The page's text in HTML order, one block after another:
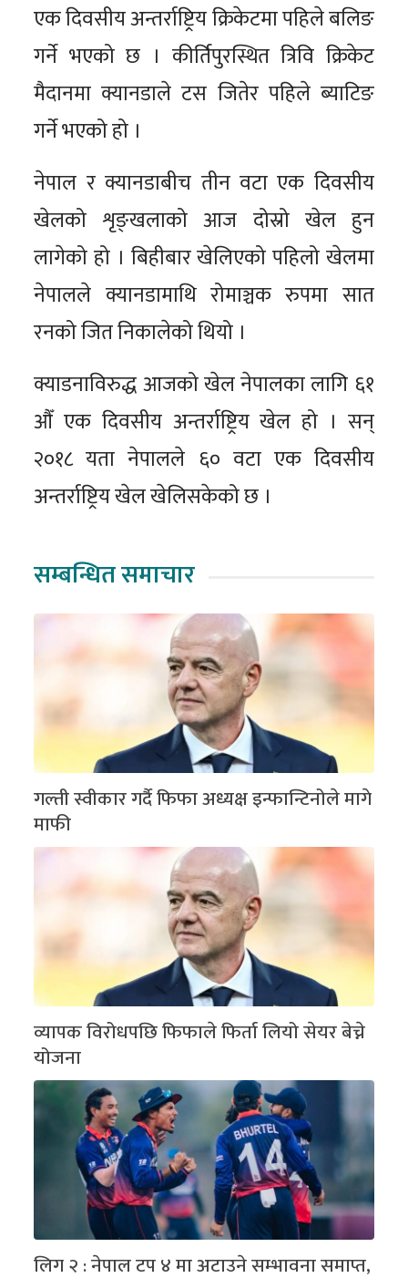
एक दिवसीय अन्तर्राष्ट्रिय क्रिकेटमा पहिले बलिङ
गर्ने भएको छ । कीर्तिपुरस्थित त्रिवि क्रिकेट
मैदानमा क्यानडाले टस जितेर पहिले ब्याटिङ
गर्ने भएको हो ।
नेपाल र क्यानडाबीच तीन वटा एक दिवसीय
खेलको शृङ्खलाको आज दोस्रो खेल हुन
लागेको हो । बिहीबार खेलिएको पहिलो खेलमा
नेपालले क्यानडामाथि रोमाञ्चक रुपमा सात
रनको जित निकालेको थियो ।
क्याडनाविरुद्ध आजको खेल नेपालका लागि ६१
औँ एक दिवसीय अन्तर्राष्ट्रिय खेल हो । सन्
२०१८ यता नेपालले ६० वटा एक दिवसीय
अन्तर्राष्ट्रिय खेल खेलिसकेको छ ।
सम्बन्धित समाचार
गल्ती स्वीकार गर्दै फिफा अध्यक्ष इन्फान्टिनोले मागे
माफी
व्यापक विरोधपछि फिफाले फिर्ता लियो सेयर बेच्ने
योजना
लिग २ : नेपाल टप ४ मा अटाउने सम्भावना समाप्त,